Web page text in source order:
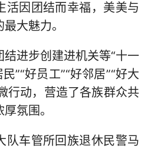
活因团结而幸福，美美与
大魅力。
进步创建进机关等“十一
”“好员工”“好邻居”“好大
行动，营造了各族群众共
氛围。
队车管所回族退休民警马